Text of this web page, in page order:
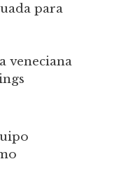
para
veneciana